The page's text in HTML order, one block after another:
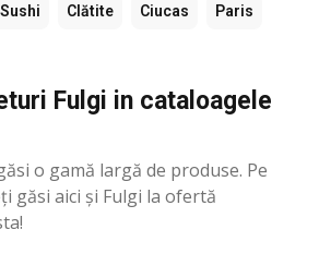
Sushi Clătite Ciucas Paris
Fulgi in cataloagele
o gamă largă de produse. Pe
găsi aici și Fulgi la ofertă